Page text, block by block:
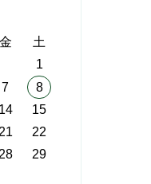
金
土
1
7
8
14
15
21
22
28
29